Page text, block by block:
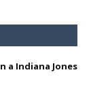
a Indiana Jones